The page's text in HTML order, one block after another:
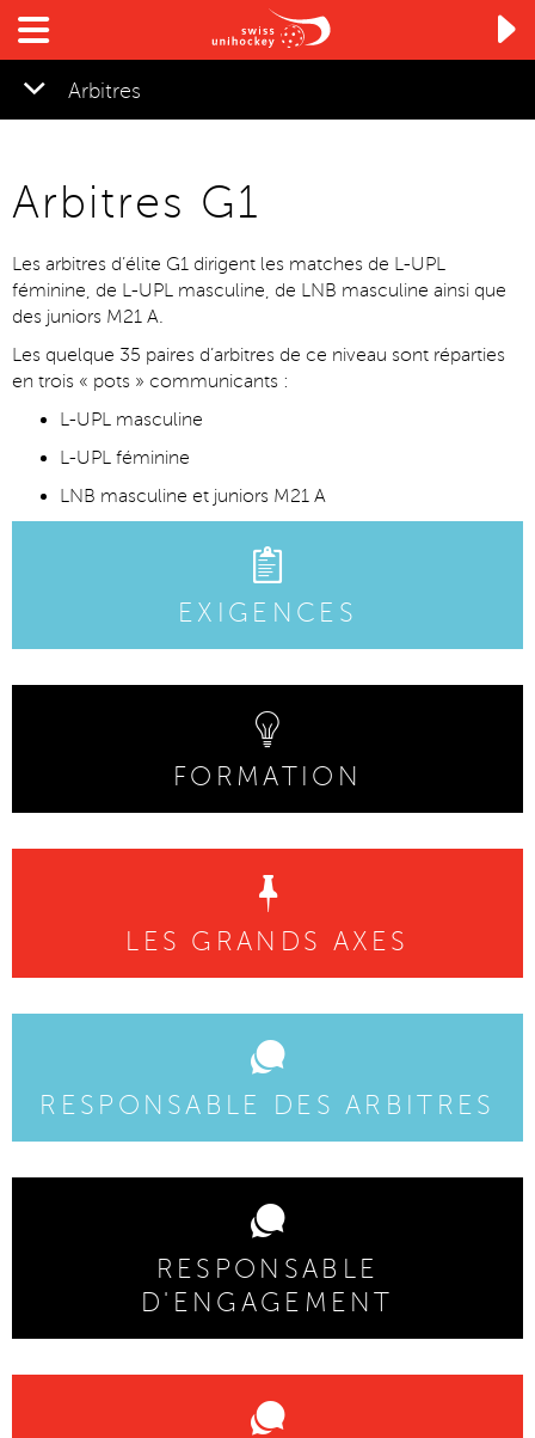

Arbitres
Arbitres G1
Les arbitres d’élite G1 dirigent les matches de L-UPL
féminine, de L-UPL masculine, de LNB masculine ainsi que
des juniors M21 A.
Les quelque 35 paires d’arbitres de ce niveau sont réparties
en trois « pots » communicants :
L-UPL masculine
L-UPL féminine
LNB masculine et juniors M21 A
EXIGENCES
FORMATION
LES GRANDS AXES
RESPONSABLE DES ARBITRES
RESPONSABLE
D'ENGAGEMENT